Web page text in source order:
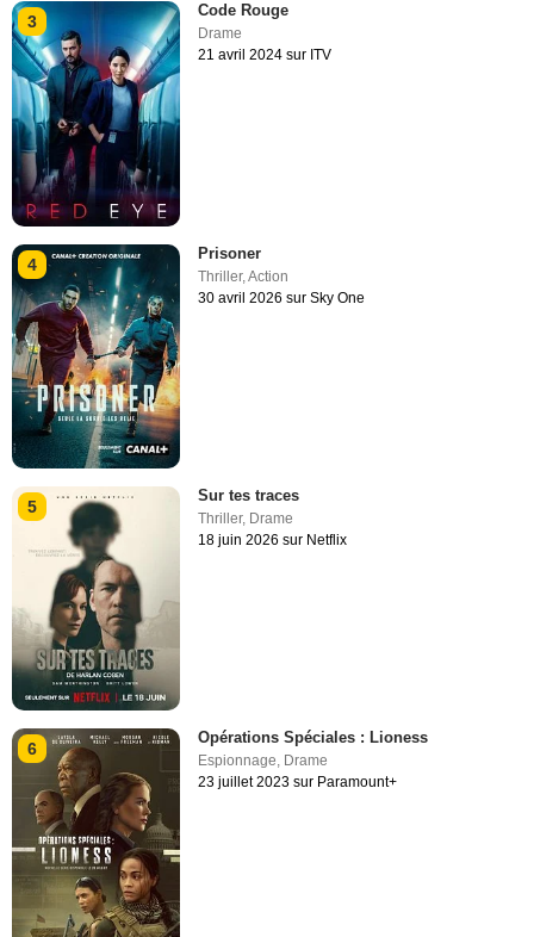
3
Code Rouge
Drame
21 avril 2024 sur ITV
4
Prisoner
Thriller,Action
30 avril 2026 sur Sky One
5
Sur tes traces
Thriller, Drame
18 juin 2026 sur Netflix
6
Opérations Spéciales : Lioness
Espionnage, Drame
23 juillet 2023 sur Paramount+